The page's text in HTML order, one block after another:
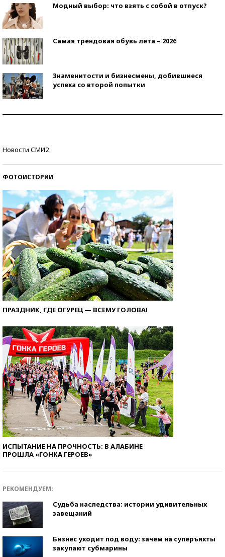
Модный выбор: что взять с собой в отпуск?
Самая трендовая обувь лета – 2026
Знаменитости и бизнесмены, добившиеся
успеха со второй попытки
Новости СМИ2
ФОТОИСТОРИИ
ПРАЗДНИК, ГДЕ ОГУРЕЦ — ВСЕМУ ГОЛОВА!
ИСПЫТАНИЕ НА ПРОЧНОСТЬ: В АЛАБИНЕ
ПРОШЛА «ГОНКА ГЕРОЕВ»
РЕКОМЕНДУЕМ:
Судьба наследства: истории удивительных
завещаний
Бизнес уходит под воду: зачем на суперъяхты
закупают субмарины